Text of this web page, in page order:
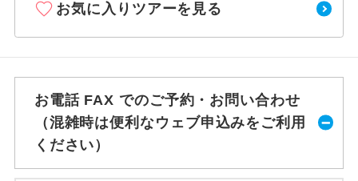
お気に入りツアーを見る
お電話 FAX でのご予約・お問い合わせ
（混雑時は便利なウェブ申込みをご利用
ください）